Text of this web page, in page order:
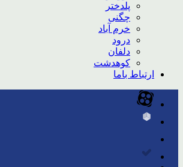
پلدختر
چگنی
خرم آباد
درود
دلفان
کوهدشت
ارتباط باما